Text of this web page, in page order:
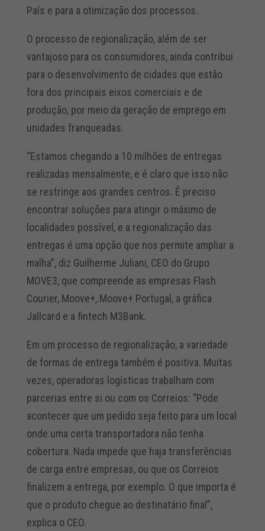
País e para a otimização dos processos.
O processo de regionalização, além de ser
vantajoso para os consumidores, ainda contribui
para o desenvolvimento de cidades que estão
fora dos principais eixos comerciais e de
produção, por meio da geração de emprego em
unidades franqueadas.
“Estamos chegando a 10 milhões de entregas
realizadas mensalmente, e é claro que isso não
se restringe aos grandes centros. É preciso
encontrar soluções para atingir o máximo de
localidades possível, e a regionalização das
entregas é uma opção que nos permite ampliar a
malha”, diz Guilherme Juliani, CEO do Grupo
MOVE3, que compreende as empresas Flash
Courier, Moove+, Moove+ Portugal, a gráfica
Jallcard e a fintech M3Bank.
Em um processo de regionalização, a variedade
de formas de entrega também é positiva. Muitas
vezes, operadoras logísticas trabalham com
parcerias entre si ou com os Correios: “Pode
acontecer que um pedido seja feito para um local
onde uma certa transportadora não tenha
cobertura. Nada impede que haja transferências
de carga entre empresas, ou que os Correios
finalizem a entrega, por exemplo. O que importa é
que o produto chegue ao destinatário final”,
explica o CEO.